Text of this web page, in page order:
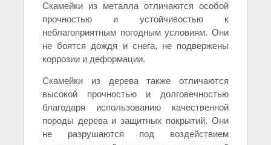
Скамейки из металла отличаются особой
прочностью и устойчивостью к
неблагоприятным погодным условиям. Они
не боятся дождя и снега, не подвержены
коррозии и деформации.
Скамейки из дерева также отличаются
высокой прочностью и долговечностью
благодаря использованию качественной
породы дерева и защитных покрытий. Они
не разрушаются под воздействием